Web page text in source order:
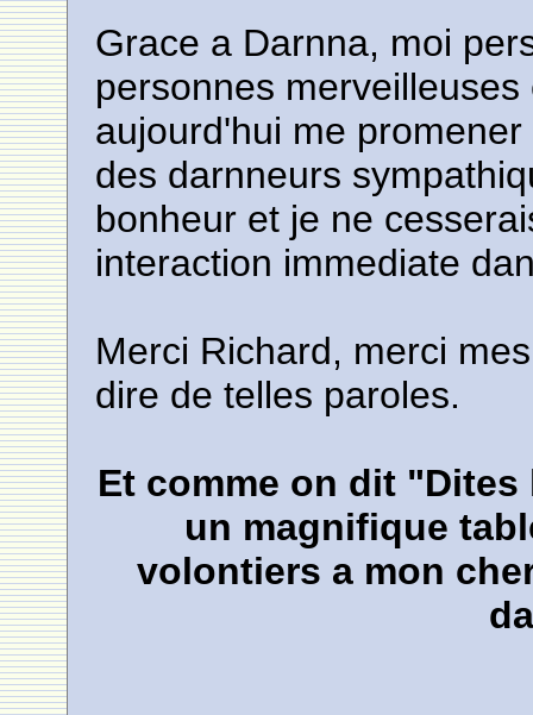
Grace a Darnna, moi
personnes
aujourd'hui me
des darnneurs
bonheur et je ne
interaction immediate
Merci Richard, merci
dire de telles paroles.
Et comme on dit
un magnifique
volontiers a mon